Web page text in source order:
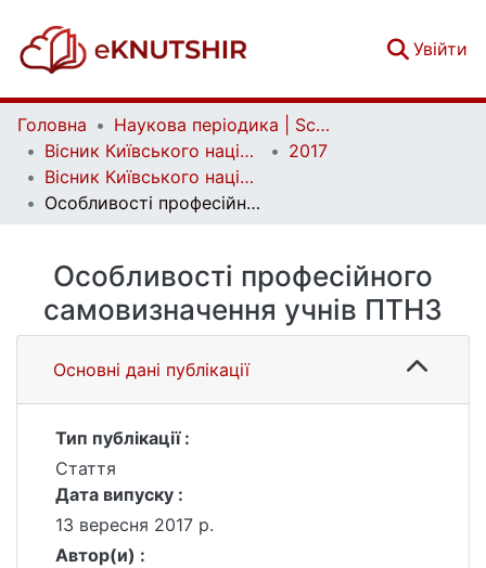
Увійти
Головна
Наукова періодика | Scientific periodicals
Вісник Київського національного університету імені Тараса Шевченка. Психологія | Bulletin of Taras Shevchenko National University of Kyiv. Psychology
2017
Вісник Київського національного університету імені Тараса Шевченка. Психологія. Вип. 1(6)/2(7)
Особливості професійного самовизначення учнів ПТНЗ
Особливості професійного
самовизначення учнів ПТНЗ
Основні дані публікації
Тип публікації :
Стаття
Дата випуску :
13 вересня 2017 р.
Автор(и) :